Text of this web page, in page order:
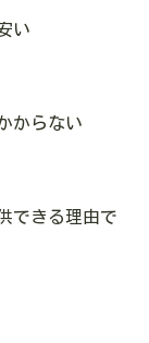
い
からない
できる理由で